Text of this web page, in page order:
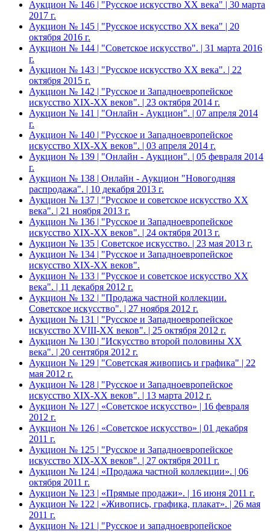
Аукцион № 146 | "Русское искусство ХХ века" | 30 марта
2017 г.
Аукцион № 145 | "Русское искусство ХХ века" | 20
октября 2016 г.
Аукцион № 144 | "Советское искусство". | 31 марта 2016
г.
Аукцион № 143 | "Русское искусство ХХ века". | 22
октября 2015 г.
Аукцион № 142 | "Русское и Западноевропейское
искусство XIX-ХХ веков". | 23 октября 2014 г.
Аукцион № 141 | "Онлайн - Аукцион". | 07 апреля 2014
г.
Аукцион № 140 | "Русское и Западноевропейское
искусство XIX-ХХ веков". | 03 апреля 2014 г.
Аукцион № 139 | "Онлайн - Аукцион". | 05 февраля 2014
г.
Аукцион № 138 | Онлайн - Аукцион "Новогодняя
распродажа". | 10 декабря 2013 г.
Аукцион № 137 | "Русское и советское искусство ХХ
века". | 21 ноября 2013 г.
Аукцион № 136 | "Русское и Западноевропейское
искусство XIX-ХХ веков". | 24 октября 2013 г.
Аукцион № 135 | Советское искусство. | 23 мая 2013 г.
Аукцион № 134 | "Русское и Западноевропейское
искусство XIX-ХХ веков".
Аукцион № 133 | "Русское и советское искусство ХХ
века". | 11 декабря 2012 г.
Аукцион № 132 | "Продажа частной коллекции.
Советское искусство". | 27 ноября 2012 г.
Аукцион № 131 | "Русское и Западноевропейское
искусство XVIII-ХХ веков". | 25 октября 2012 г.
Аукцион № 130 | "Искусство второй половины XX
века". | 20 сентября 2012 г.
Аукцион № 129 | "Советская живопись и графика" | 22
мая 2012 г.
Аукцион № 128 | "Русское и Западноевропейское
искусство XIX-ХХ веков". | 13 марта 2012 г.
Аукцион № 127 | «Советское искусство» | 16 февраля
2012 г.
Аукцион № 126 | «Советское искусство» | 01 декабря
2011 г.
Аукцион № 125 | "Русское и Западноевропейское
искусство XIX-ХХ веков". | 27 октября 2011 г.
Аукцион № 124 | «Продажа частной коллекции». | 06
октября 2011 г.
Аукцион № 123 | «Прямые продажи». | 16 июня 2011 г.
Аукцион № 122 | «Живопись, графика, плакат». | 26 мая
2011 г.
Аукцион № 121 | "Русское и западноевропейское